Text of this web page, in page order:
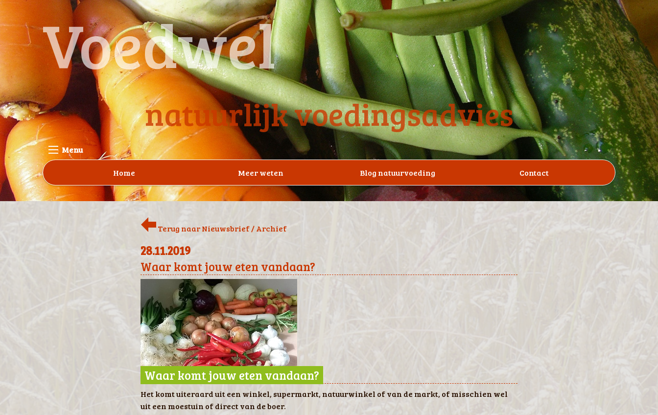
Voedwel
natuurlijk voedingsadvies
Menu
Home Meer weten Blog natuurvoeding Contact
Terug naar Nieuwsbrief / Archief
28.11.2019
Waar komt jouw eten vandaan?
Waar komt jouw eten vandaan?
Het komt uiteraard uit een winkel, supermarkt, natuurwinkel of van de markt, of misschien wel
uit een moestuin of direct van de boer.